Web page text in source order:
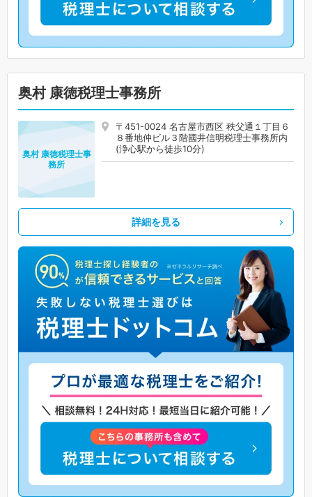
奥村 康徳税理士事務所
〒451-0024 名古屋市西区 秩父通１丁目６
８番地仲ビル３階國井信明税理士事務所内
(浄心駅から徒歩10分)
奥村 康徳税理士事
務所
詳細を見る